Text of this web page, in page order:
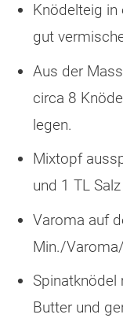
Knödelteig in
gut
Aus der
circa 8
legen.
Mixtopf
und 1 TL
Varoma auf
Min./
Spinatknödel
Butter und